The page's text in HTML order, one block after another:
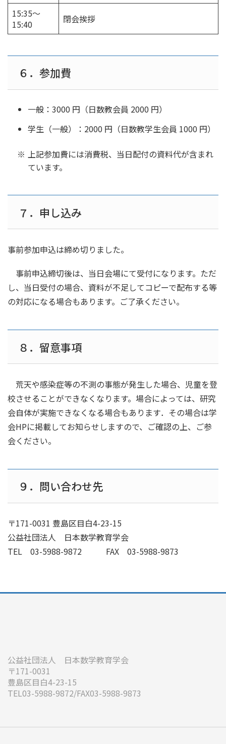
15:35～
15:40
閉会挨拶
６．参加費
一般：3000 円（日数教会員 2000 円）
学生（一般）：2000 円（日数教学生会員 1000 円）
上記参加費には消費税、当日配付の資料代が含まれ
ています。
７．申し込み
事前参加申込は締め切りました。
事前申込締切後は、当日会場にて受付になります。ただ
し、当日受付の場合、資料が不足してコピーで配布する等
の対応になる場合もあります。ご了承ください。
８．留意事項
荒天や感染症等の不測の事態が発生した場合、児童を登
校させることができなくなります。場合によっては、研究
会自体が実施できなくなる場合もあります．その場合は学
会HPに掲載してお知らせしますので、ご確認の上、ご参
会ください。
９．問い合わせ先
〒171-0031 豊島区目白4-23-15
公益社団法人 日本数学教育学会
TEL 03-5988-9872 FAX 03-5988-9873
公益社団法人 日本数学教育学会
〒171-0031
豊島区目白4-23-15
TEL03-5988-9872/FAX03-5988-9873